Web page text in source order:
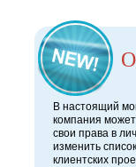
В настоящий
компания
свои права в
изменить
клиентских